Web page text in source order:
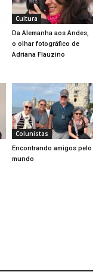
Cultura
Da Alemanha aos Andes,
o olhar fotográfico de
Adriana Flauzino
Colunistas
Encontrando amigos pelo
mundo